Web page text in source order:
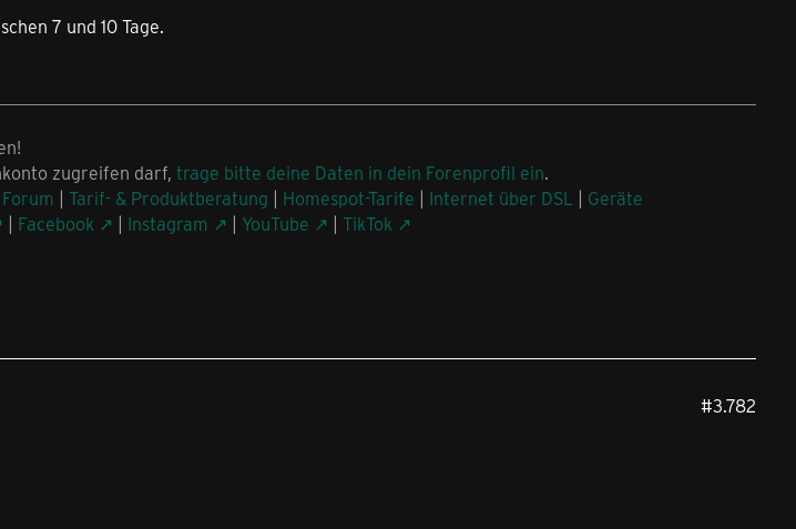
7 und 10 Tage.
zugreifen darf, trage bitte deine Daten in dein Forenprofil ein.
| Tarif- & Produktberatung | Homespot-Tarife | Internet über DSL | Geräte
| Facebook | Instagram | YouTube | TikTok
#3.782